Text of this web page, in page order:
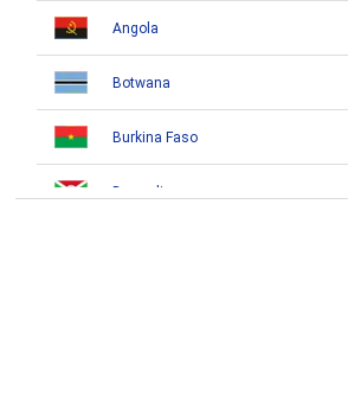
Angola
Botwana
Burkina Faso
Burundi